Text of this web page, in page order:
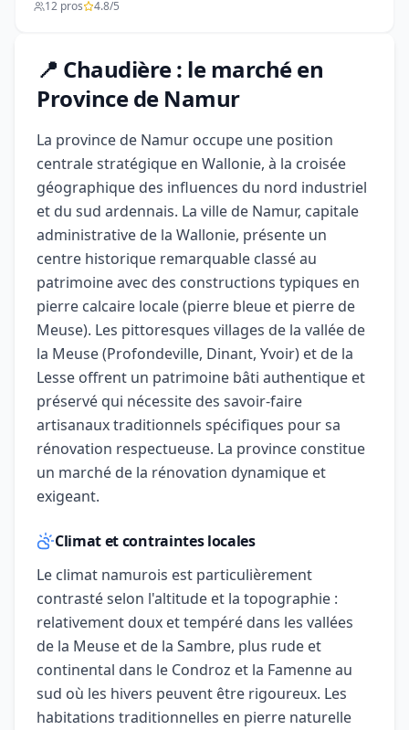
12 pros 4.8/5
📍 Chaudière : le marché en
Province de Namur
La province de Namur occupe une position
centrale stratégique en Wallonie, à la croisée
géographique des influences du nord industriel
et du sud ardennais. La ville de Namur, capitale
administrative de la Wallonie, présente un
centre historique remarquable classé au
patrimoine avec des constructions typiques en
pierre calcaire locale (pierre bleue et pierre de
Meuse). Les pittoresques villages de la vallée de
la Meuse (Profondeville, Dinant, Yvoir) et de la
Lesse offrent un patrimoine bâti authentique et
préservé qui nécessite des savoir-faire
artisanaux traditionnels spécifiques pour sa
rénovation respectueuse. La province constitue
un marché de la rénovation dynamique et
exigeant.
Climat et contraintes locales
Le climat namurois est particulièrement
contrasté selon l'altitude et la topographie :
relativement doux et tempéré dans les vallées
de la Meuse et de la Sambre, plus rude et
continental dans le Condroz et la Famenne au
sud où les hivers peuvent être rigoureux. Les
habitations traditionnelles en pierre naturelle